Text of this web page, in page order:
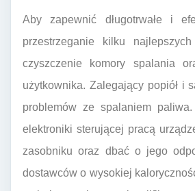
Aby zapewnić długotrwałe i
przestrzeganie kilku
czyszczenie komory spalania
użytkownika. Zalegający popiół i
problemów ze spalaniem
elektroniki sterującej pracą
zasobniku oraz dbać o jego
dostawców o wysokiej